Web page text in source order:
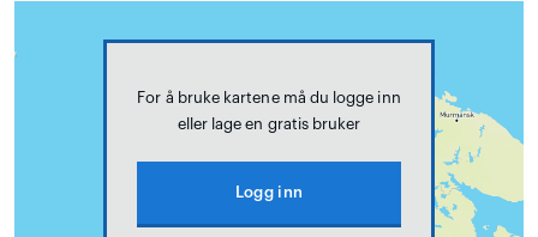
For å bruke kartene må du logge inn
eller lage en gratis bruker
Logg inn